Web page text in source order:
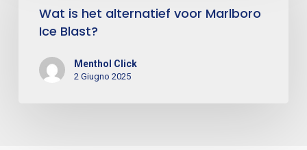
Wat is het alternatief voor Marlboro
Ice Blast?
Menthol Click
2 Giugno 2025